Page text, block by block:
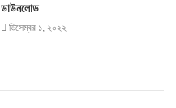
ডাউনলোড
ডিসেম্বর ১, ২০২২